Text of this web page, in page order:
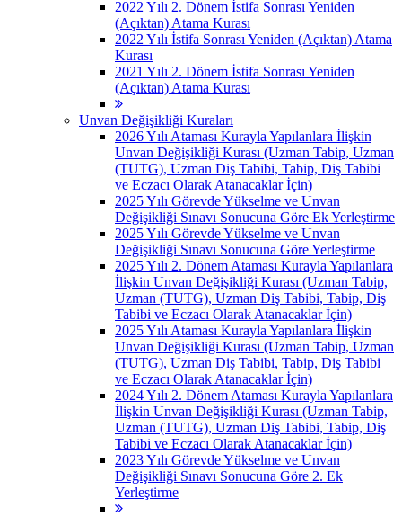
2022 Yılı 2. Dönem İstifa Sonrası Yeniden
(Açıktan) Atama Kurası
2022 Yılı İstifa Sonrası Yeniden (Açıktan) Atama
Kurası
2021 Yılı 2. Dönem İstifa Sonrası Yeniden
(Açıktan) Atama Kurası
Unvan Değişikliği Kuraları
2026 Yılı Ataması Kurayla Yapılanlara İlişkin
Unvan Değişikliği Kurası (Uzman Tabip, Uzman
(TUTG), Uzman Diş Tabibi, Tabip, Diş Tabibi
ve Eczacı Olarak Atanacaklar İçin)
2025 Yılı Görevde Yükselme ve Unvan
Değişikliği Sınavı Sonucuna Göre Ek Yerleştirme
2025 Yılı Görevde Yükselme ve Unvan
Değişikliği Sınavı Sonucuna Göre Yerleştirme
2025 Yılı 2. Dönem Ataması Kurayla Yapılanlara
İlişkin Unvan Değişikliği Kurası (Uzman Tabip,
Uzman (TUTG), Uzman Diş Tabibi, Tabip, Diş
Tabibi ve Eczacı Olarak Atanacaklar İçin)
2025 Yılı Ataması Kurayla Yapılanlara İlişkin
Unvan Değişikliği Kurası (Uzman Tabip, Uzman
(TUTG), Uzman Diş Tabibi, Tabip, Diş Tabibi
ve Eczacı Olarak Atanacaklar İçin)
2024 Yılı 2. Dönem Ataması Kurayla Yapılanlara
İlişkin Unvan Değişikliği Kurası (Uzman Tabip,
Uzman (TUTG), Uzman Diş Tabibi, Tabip, Diş
Tabibi ve Eczacı Olarak Atanacaklar İçin)
2023 Yılı Görevde Yükselme ve Unvan
Değişikliği Sınavı Sonucuna Göre 2. Ek
Yerleştirme